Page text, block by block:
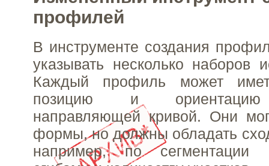
профилей
В инструменте создания
указывать несколько наборов
Каждый профиль может
позицию и ориентацию
направляющей кривой. Они
формы, но должны обладать
например, по сегментации